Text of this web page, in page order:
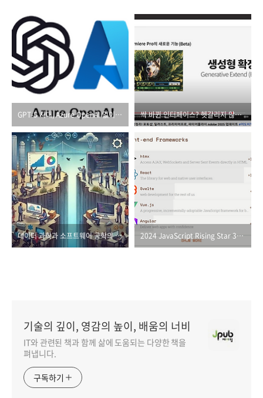
GPT-5 시대, Azure OpenAI 없이 가능할까? 싹 바뀐 인터페이스? 헷갈리지 않도록 최신 버전으로 컴백~
데이터 과학과 소프트웨어 공학의 만남 2024 JavaScript Rising Star 3위! 지금 스벨트를 배워야 하는 이유
기술의 깊이, 영감의 높이, 배움의 너비
IT와 관련된 책과 함께 삶에 도움되는 다양한 책을
펴냅니다.
구독하기